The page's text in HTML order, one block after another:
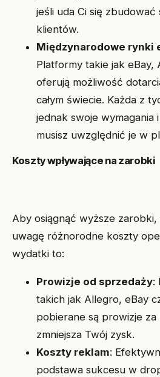
jeśli uda Ci się zbudować
klientów.
Międzynarodowe rynki
Platformy takie jak eBay,
oferują możliwość
całym świecie. Każda z
jednak swoje wymagania
musisz uwzględnić je w
Koszty wpływające na zarobki
Aby osiągnąć wyższe
uwagę różnorodne koszty
wydatki to:
Prowizje od sprzedaży:
takich jak Allegro, eBay
pobierane są prowizje
zmniejsza Twój zysk.
Koszty reklam:
podstawa sukcesu w